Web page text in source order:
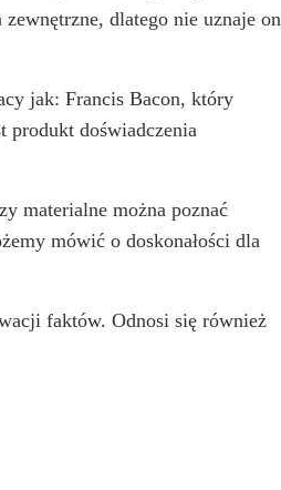
dlatego nie uznaje on
jak: Francis Bacon, który
produkt doświadczenia
materialne można poznać
mówić o doskonałości dla
faktów. Odnosi się również